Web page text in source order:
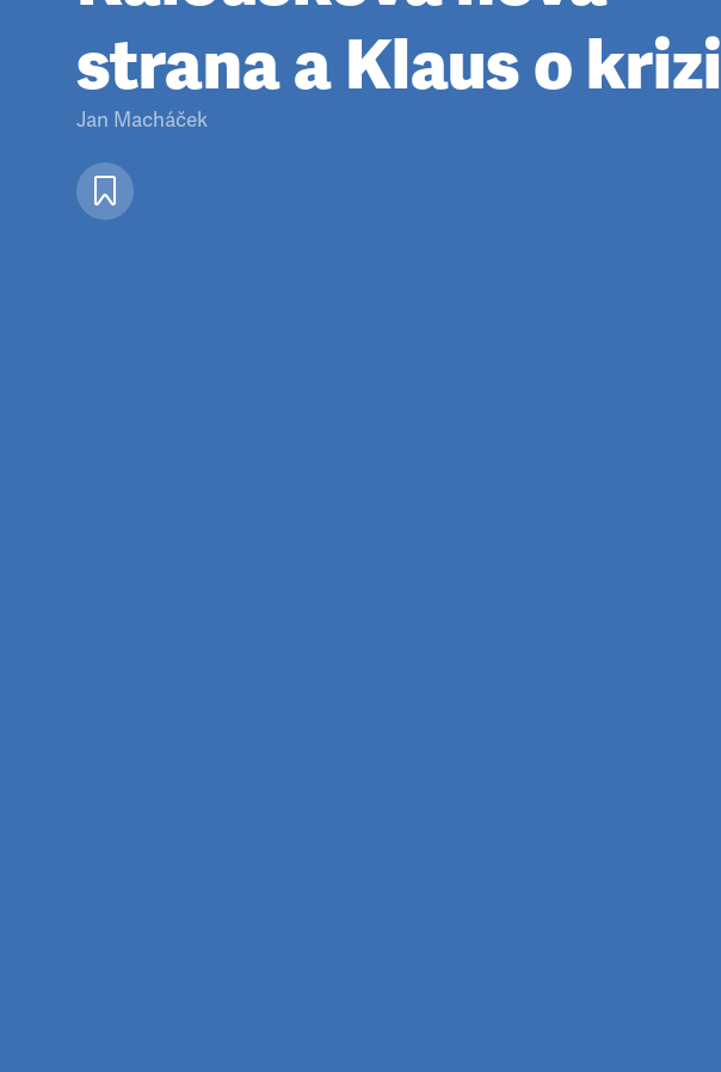
strana a Klaus o krizi
Jan Macháček